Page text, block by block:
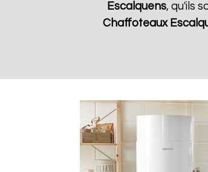
Escalquens, qu'ils
Chaffoteaux